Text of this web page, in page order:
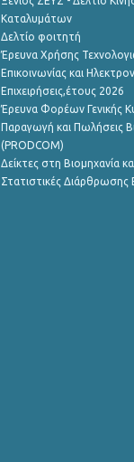
Καταλυμάτων
Δελτίο φοιτητή
Έρευνα Χρήσης
Επικοινωνίας και
Επιχειρήσεις,έτους 2026
Έρευνα Φορέων Γενικής
Παραγωγή και Πωλήσεις
(PRODCOM)
Δείκτες στη Βιομηχανία
Στατιστικές Διάρθρωσης